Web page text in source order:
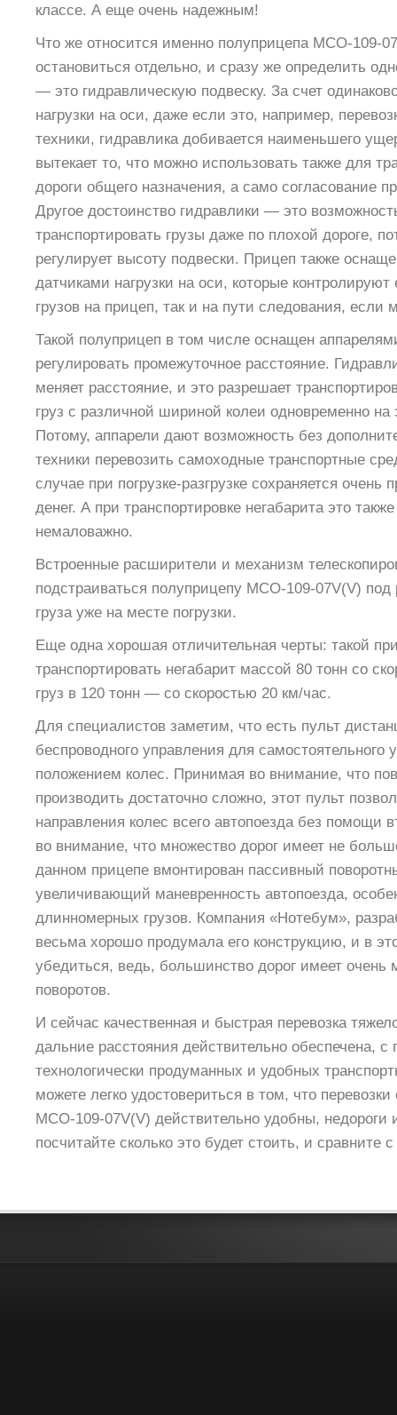
классе. А еще очень надежным!
Что же относится именно полуприцепа МСО-109-
остановиться отдельно, и сразу же определить
— это гидравлическую подвеску. За счет
нагрузки на оси, даже если это, например,
техники, гидравлика добивается наименьшего
вытекает то, что можно использовать также для
дороги общего назначения, а само согласование
Другое достоинство гидравлики — это
транспортировать грузы даже по плохой дороге,
регулирует высоту подвески. Прицеп также
датчиками нагрузки на оси, которые контролируют
грузов на прицеп, так и на пути следования, если
Такой полуприцеп в том числе оснащен
регулировать промежуточное расстояние.
меняет расстояние, и это разрешает
груз с различной шириной колеи одновременно
Потому, аппарели дают возможность без
техники перевозить самоходные транспортные
случае при погрузке-разгрузке сохраняется очень
денег. А при транспортировке негабарита это
немаловажно.
Встроенные расширители и механизм
подстраиваться полуприцепу МСО-109-07V(V) под
груза уже на месте погрузки.
Еще одна хорошая отличительная черты: такой
транспортировать негабарит массой 80 тонн со
груз в 120 тонн — со скоростью 20 км/час.
Для специалистов заметим, что есть пульт
беспроводного управления для самостоятельного
положением колес. Принимая во внимание, что
производить достаточно сложно, этот пульт
направления колес всего автопоезда без помощи
во внимание, что множество дорог имеет не
данном прицепе вмонтирован пассивный
увеличивающий маневренность автопоезда,
длинномерных грузов. Компания «Нотебум»,
весьма хорошо продумала его конструкцию, и в
убедиться, ведь, большинство дорог имеет очень
поворотов.
И сейчас качественная и быстрая перевозка
дальние расстояния действительно обеспечена,
технологически продуманных и удобных
можете легко удостовериться в том, что
МСО-109-07V(V) действительно удобны,
посчитайте сколько это будет стоить, и сравните